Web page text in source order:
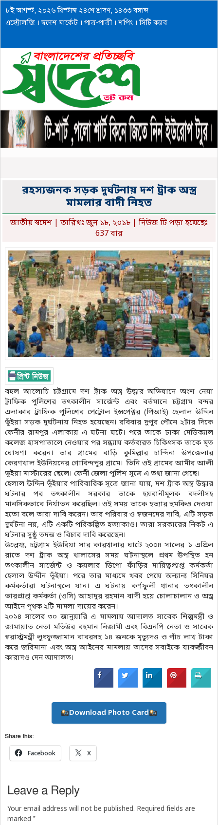
৮ই আগস্ট, ২০২৬ খ্রিস্টাব্দ ২৪শে শ্রাবণ, ১৪৩৩ বঙ্গাব্দ
এস্ট্রোলজি । স্বদেশ মার্কেট । পাত্র-পাত্রী । শপিং । সিটি ক্যাব
রহস্যজনক সড়ক দুর্ঘটনায় দশ ট্রাক অস্ত্র
মামলার বাদী নিহত
জাতীয় স্বদেশ | তারিখঃ জুন ১৮, ২০১৮ | নিউজ টি পড়া হয়েছেঃ
637 বার
বহুল আলোচি চট্টগ্রামে দশ ট্রাক অস্ত্র উদ্ধার অভিযানে অংশ নেয়া
ট্রাফিক পুলিশের তৎকালীন সার্জেন্ট এবং বর্তমানে চট্টগ্রাম বন্দর
এলাকার ট্রাফিক পুলিশের পেট্রোল ইন্সপেক্টর (পিআই) হেলাল উদ্দিন
ভূঁইয়া সড়ক দুর্ঘটনায় নিহত হয়েছেন। রবিবার দুপুর পৌনে ২টার দিকে
ফেনীর রামপুর এলাকায় এ ঘটনা ঘটে। পরে তাকে ঢাকা মেডিক্যাল
কলেজ হাসপাতালে নেওয়ার পর সন্ধ্যায় কর্তব্যরত চিকিৎসক তাকে মৃত
ঘোষণা করেন। তার গ্রামের বাড়ি কুমিল্লার চান্দিনা উপজেলার
কেরণখাল ইউনিয়নের গোবিন্দপুর গ্রামে। তিনি ওই গ্রামের আমীর আলী
ভূইয়া মাস্টারের ছেলে। ফেনী জেলা পুলিশ সূত্রে এ তথ্য জানা গেছে।
হেলাল উদ্দিন ভূঁইয়ার পারিবারিক সূত্রে জানা যায়, দশ ট্রাক অস্ত্র উদ্ধার
ঘটনার পর তৎকালীন সরকার তাকে হয়রানীমূলক বদলীসহ
মানসিকভাবে নির্যাতন করেছিল। ওই সময় তাকে হত্যার হুমকিও দেওয়া
হতো বলে তারা দাবি করেন। তার পরিবার ও স্বজনদের দাবি, এটি সড়ক
দুর্ঘটনা নয়, এটি একটি পরিকল্পিত হত্যাকাণ্ড। তারা সরকারের নিকট এ
ঘটনার সুষ্ঠু তদন্ত ও বিচার দাবি করেছেন।
উল্লেখ্য, চট্টগ্রাম ইউরিয়া সার কারখানার ঘাটে ২০০৪ সালের ১ এপ্রিল
রাতে দশ ট্রাক অস্ত্র খালাসের সময় ঘটনাস্থলে প্রথম উপস্থিত হন
তৎকালীন সার্জেন্ট ও কয়লার ডিপো ফাঁড়ির দায়িত্বপ্রাপ্ত কর্মকর্তা
হেলাল উদ্দীন ভূঁইয়া। পরে তার মাধ্যমে খবর পেয়ে অন্যান্য সিনিয়র
কর্মকর্তারা ঘটনাস্থলে যান। এ ঘটনায় কর্ণফুলী থানার তৎকালীন
ভারপ্রাপ্ত কর্মকর্তা (ওসি) আহাদুর রহমান বাদী হয়ে চোলাচালান ও অস্ত্র
আইনে পৃথক ২টি মামলা দায়ের করেন।
২০১৪ সালের ৩০ জানুয়ারি এ মামলায় আদালত সাবেক শিল্পমন্ত্রী ও
জামায়াত নেতা মতিউর রহমান নিজামী এবং বিএনপি নেতা ও সাবেক
স্বরাস্ট্রমন্ত্রী লুৎফুজ্জামান বাবরসহ ১৪ জনকে মৃত্যুদণ্ড ও পাঁচ লাখ টাকা
করে জরিমানা এবং অস্ত্র আইনের মামলায় তাদের সবাইকে যাবজ্জীবন
কারাদণ্ড দেন আদালত।
Download Photo Card
Share this:
Facebook X
Leave a Reply
Your email address will not be published. Required fields are
marked *